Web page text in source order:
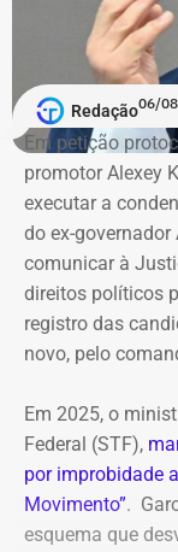
Redação06/
Em petição
promotor Alexey
executar a
do ex-
comunicar à
direitos políticos
registro das
novo, pelo
Em 2025, o
Federal (STF),
por improbidade
Movimento”.
esquema que